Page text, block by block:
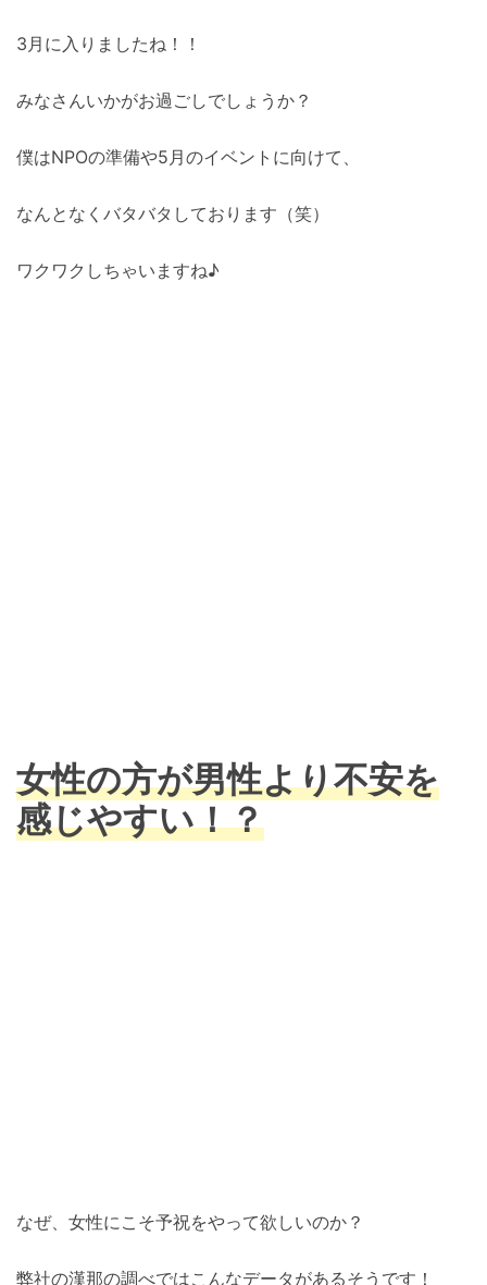
3月に入りましたね！！
みなさんいかがお過ごしでしょうか？
僕はNPOの準備や5月のイベントに向けて、
なんとなくバタバタしております（笑）
ワクワクしちゃいますね♪
女性の方が男性より不安を
感じやすい！？
なぜ、女性にこそ予祝をやって欲しいのか？
弊社の漢那の調べではこんなデータがあるそうです！